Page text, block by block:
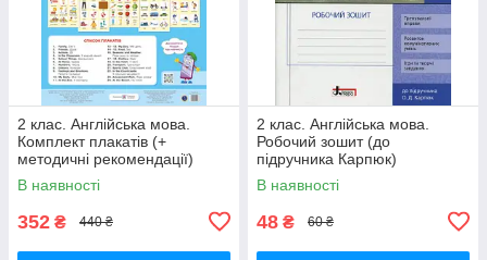
2 клас. Англійська мова.
Комплект плакатів (+
методичні рекомендації)
Косован О. ПіП
В наявності
352 ₴ 440 ₴
2 клас. Англійська мова.
Робочий зошит (до
підручника Карпюк)
Крамських С. В. Літера
В наявності
48 ₴ 60 ₴